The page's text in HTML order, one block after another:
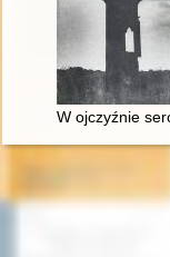
W ojczyźnie